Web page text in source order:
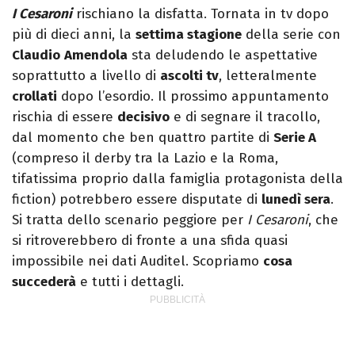
Pixar).
I Cesaronirischiano la disfatta. Tornata in tv dopo
più di dieci anni, la settima stagione della serie con
Claudio Amendola sta deludendo le aspettative
soprattutto a livello di ascolti tv, letteralmente
crollati dopo l’esordio. Il prossimo appuntamento
rischia di essere decisivo e di segnare il tracollo,
dal momento che ben quattro partite di Serie A
(compreso il derby tra la Lazio e la Roma,
tifatissima proprio dalla famiglia protagonista della
fiction) potrebbero essere disputate di lunedì sera.
Si tratta dello scenario peggiore per I Cesaroni, che
si ritroverebbero di fronte a una sfida quasi
impossibile nei dati Auditel. Scopriamo cosa
succederà e tutti i dettagli.